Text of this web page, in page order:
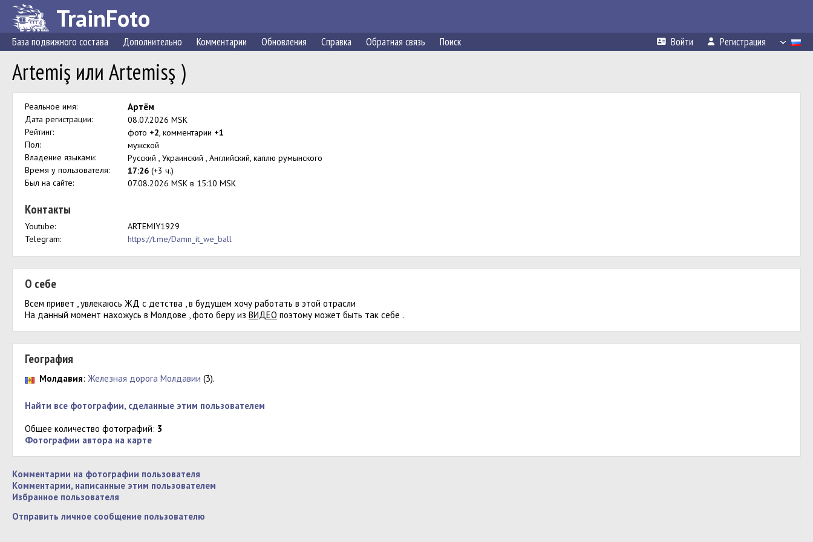
TrainFoto
База подвижного состава Дополнительно Комментарии Обновления Справка Обратная связь Поиск Войти Регистрация
Artemiş или Artemisş )
Реальное имя: Артём
Дата регистрации:
08.07.2026 MSK
Рейтинг:
фото +2, комментарии +1
Пол:
мужской
Владение языками:
Русский , Украинский , Английский, каплю румынского
Время у пользователя:
17:26 (+3 ч.)
Был на сайте:
07.08.2026 MSK в 15:10 MSK
Контакты
Youtube:
ARTEMIY1929
Telegram:
https://t.me/Damn_it_we_ball
О себе
Всем привет , увлекаюсь ЖД с детства , в будущем хочу работать в этой отрасли
На данный момент нахожусь в Молдове , фото беру из ВИДЕО поэтому может быть так себе .
География
Молдавия: Железная дорога Молдавии (3).
Найти все фотографии, сделанные этим пользователем
Общее количество фотографий: 3
Фотографии автора на карте
Комментарии на фотографии пользователя
Комментарии, написанные этим пользователем
Избранное пользователя
Отправить личное сообщение пользователю